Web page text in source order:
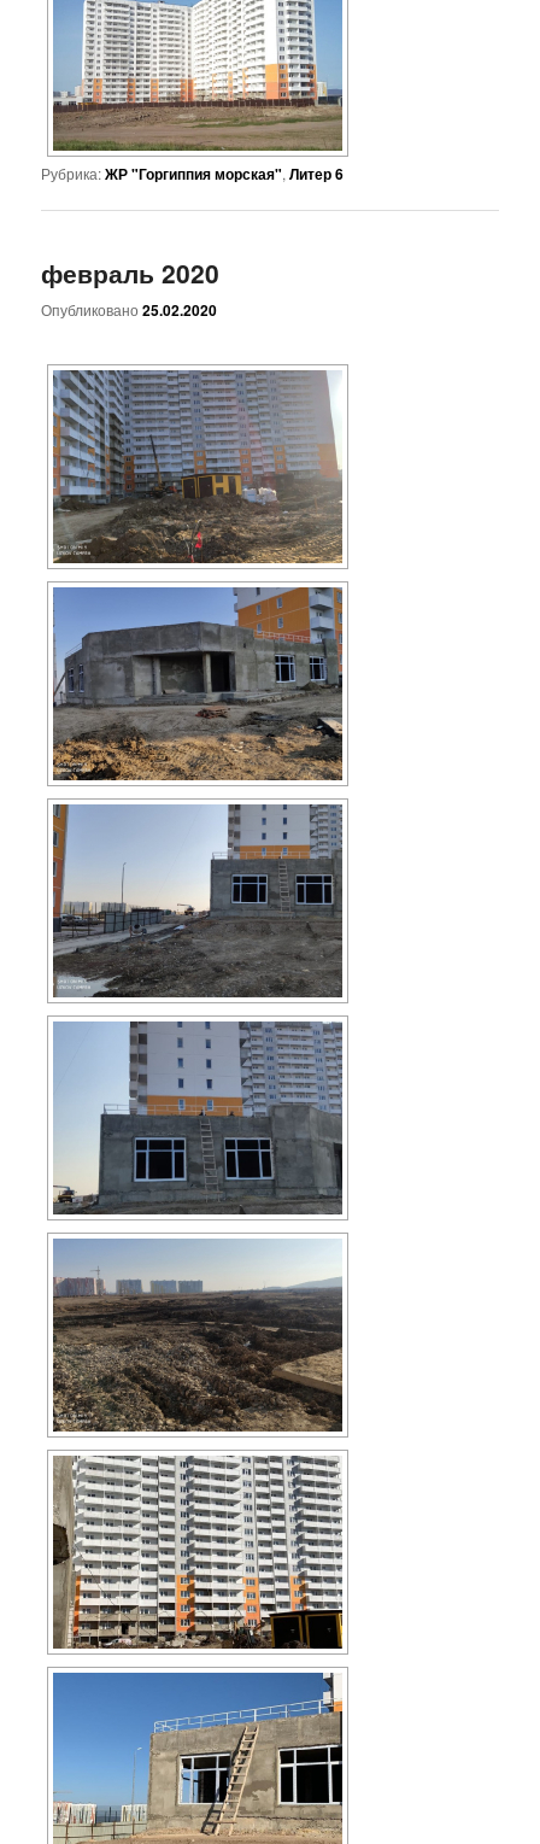
Рубрика:ЖР "Горгиппия морская",Литер 6
февраль 2020
Опубликовано25.02.2020